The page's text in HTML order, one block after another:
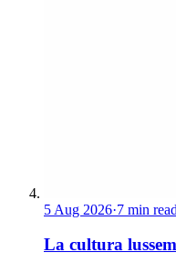
5 Aug 2026·7 min read
La cultura